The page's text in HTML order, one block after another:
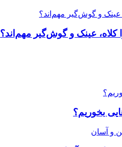
عینک و گوش‌گیر مهم‌اند؟
بخوریم؟